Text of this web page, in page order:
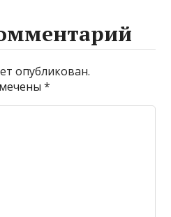
опубликован.
*